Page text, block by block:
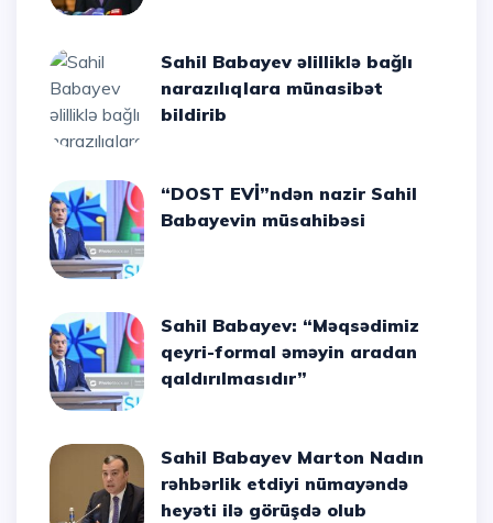
Sahil Babayev əlilliklə bağlı
narazılıqlara münasibət
bildirib
“DOST EVİ”ndən nazir Sahil
Babayevin müsahibəsi
Sahil Babayev: “Məqsədimiz
qeyri-formal əməyin aradan
qaldırılmasıdır”
Sahil Babayev Marton Nadın
rəhbərlik etdiyi nümayəndə
heyəti ilə görüşdə olub